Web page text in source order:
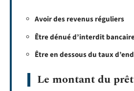
Avoir des revenus réguliers
Être dénué d’interdit
Être en dessous du taux
Le montant du